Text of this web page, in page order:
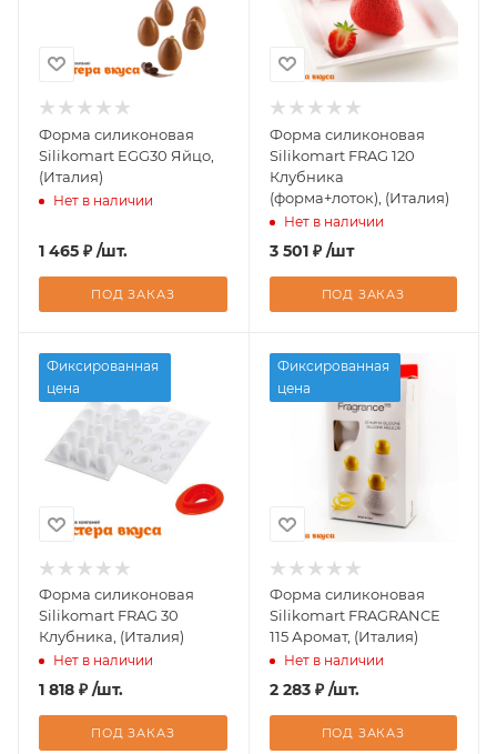
Форма силиконовая
Silikomart EGG30 Яйцо,
(Италия)
Нет в наличии
1 465 ₽ /шт.
ПОД ЗАКАЗ
Форма силиконовая
Silikomart FRAG 120
Клубника
(форма+лоток), (Италия)
Нет в наличии
3 501 ₽ /шт
ПОД ЗАКАЗ
Фиксированная
цена
Форма силиконовая
Silikomart FRAG 30
Клубника, (Италия)
Нет в наличии
1 818 ₽ /шт.
ПОД ЗАКАЗ
Фиксированная
цена
Форма силиконовая
Silikomart FRAGRANCE
115 Аромат, (Италия)
Нет в наличии
2 283 ₽ /шт.
ПОД ЗАКАЗ